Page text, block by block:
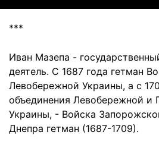
***
Иван Мазепа -
деятель. С 1687 года гетман
Левобережной Украины, а с
объединения Левобережной и
Украины, - Войска
Днепра гетман (1687-1709).